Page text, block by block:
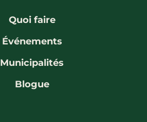
Quoi faire
Événements
Municipalités
Blogue